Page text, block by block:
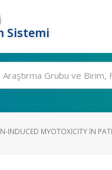
Sistemi
INDUCED MYOTOXICITY IN